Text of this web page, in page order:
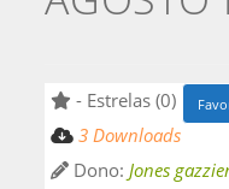
- Estrelas (0)
3 Downloads
Dono:Jones